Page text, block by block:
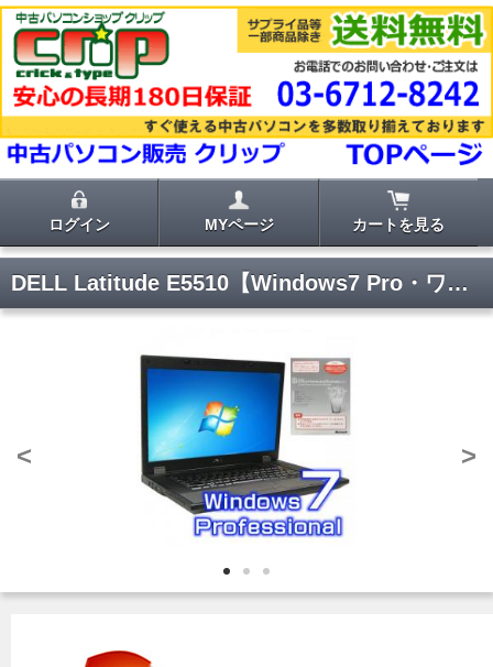
ログイン MYページ カートを見る
DELL Latitude E5510【Windows7 Pro・ワード エクセル パワーポイント2010付き】
< >